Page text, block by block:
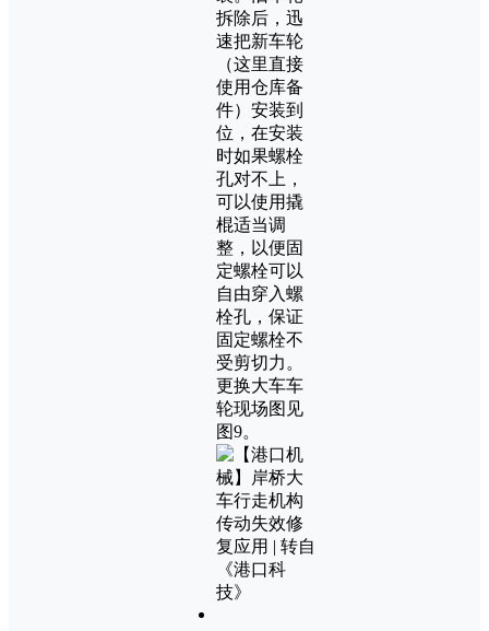
拆除后，迅
速把新车轮
（这里直接
使用仓库备
件）安装到
位，在安装
时如果螺栓
孔对不上，
可以使用撬
棍适当调
整，以便固
定螺栓可以
自由穿入螺
栓孔，保证
固定螺栓不
受剪切力。
更换大车车
轮现场图见
图9。